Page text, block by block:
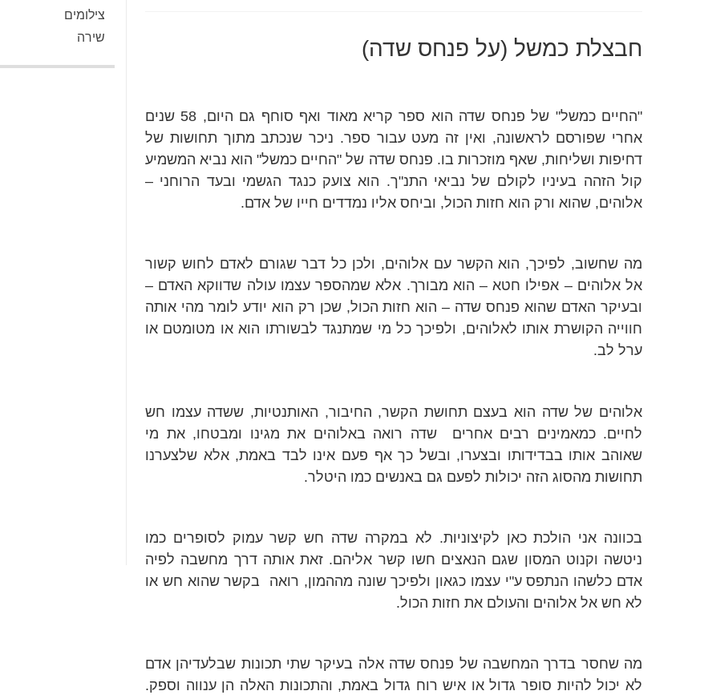
חבצלת כמשל (על פנחס שדה)
"החיים כמשל" של פנחס שדה הוא ספר קריא מאוד ואף סוחף גם היום, 58 שנים
אחרי שפורסם לראשונה, ואין זה מעט עבור ספר. ניכר שנכתב מתוך תחושות של
דחיפות ושליחות, שאף מוזכרות בו. פנחס שדה של "החיים כמשל" הוא נביא המשמיע
קול הזהה בעיניו לקולם של נביאי התנ"ך. הוא צועק כנגד הגשמי ובעד הרוחני –
אלוהים, שהוא ורק הוא חזות הכול, וביחס אליו נמדדים חייו של אדם.
מה שחשוב, לפיכך, הוא הקשר עם אלוהים, ולכן כל דבר שגורם לאדם לחוש קשור
אל אלוהים – אפילו חטא – הוא מבורך. אלא שמהספר עצמו עולה שדווקא האדם –
ובעיקר האדם שהוא פנחס שדה – הוא חזות הכול, שכן רק הוא יודע לומר מהי אותה
חווייה הקושרת אותו לאלוהים, ולפיכך כל מי שמתנגד לבשורתו הוא או מטומטם או
ערל לב.
אלוהים של שדה הוא בעצם תחושת הקשר, החיבור, האותנטיות, ששדה עצמו חש
לחיים. כמאמינים רבים אחרים
שדה רואה באלוהים את מגינו ומבטחו, את מי
שאוהב אותו בבדידותו ובצערו, ובשל כך אף פעם אינו לבד באמת, אלא שלצערנו
תחושות מהסוג הזה יכולות לפעם גם באנשים כמו היטלר.
בכוונה אני הולכת כאן לקיצוניות. לא במקרה שדה חש קשר עמוק לסופרים כמו
ניטשה וקנוט המסון שגם הנאצים חשו קשר אליהם. זאת אותה דרך מחשבה לפיה
אדם כלשהו הנתפס ע"י עצמו כגאון ולפיכך שונה מההמון, רואה
בקשר שהוא חש או
לא חש אל אלוהים והעולם את חזות הכול.
מה שחסר בדרך המחשבה של פנחס שדה אלה בעיקר שתי תכונות שבלעדיהן אדם
לא יכול להיות סופר גדול או איש רוח גדול באמת, והתכונות האלה הן ענווה וספק.
צילומים
שירה